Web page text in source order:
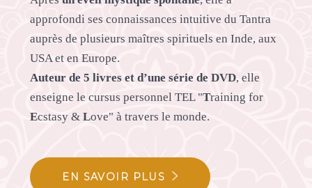
approfondi ses connaissances intuitive du Tantra
auprès de plusieurs maîtres spirituels en Inde, aux
USA et en Europe.
Auteur de 5 livres et d’une série de DVD, elle
enseigne le cursus personnel TEL "Training for
Ecstasy & Love" à travers le monde.
EN SAVOIR PLUS